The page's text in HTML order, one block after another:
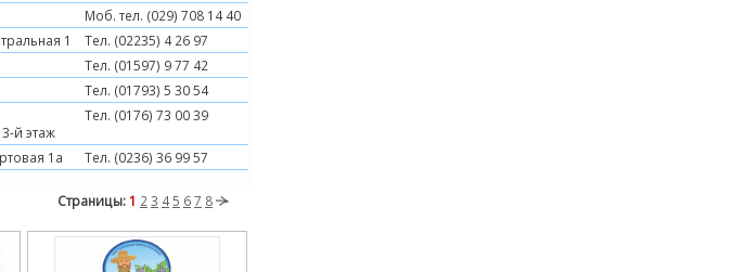
Моб. тел. (029) 708 14 40
1
Тел. (02235) 4 26 97
Тел. (01597) 9 77 42
Тел. (01793) 5 30 54
й этаж
Тел. (0176) 73 00 39
1а Тел. (0236) 36 99 57
Страницы: 1 2 3 45 67 8